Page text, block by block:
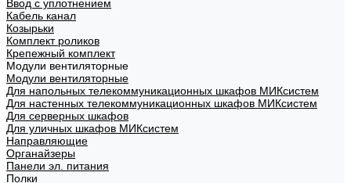
Ввод с уплотнением
Кабель канал
Козырьки
Комплект роликов
Крепежный комплект
Модули вентиляторные
Модули вентиляторные
Для напольных телекоммуникационных шкафов МИКсистем
Для настенных телекоммуникационных шкафов МИКсистем
Для серверных шкафов
Для уличных шкафов МИКсистем
Направляющие
Органайзеры
Панели эл. питания
Полки